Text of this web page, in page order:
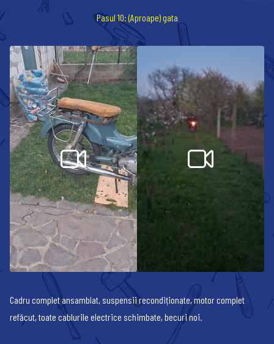
Pasul 10: (Aproape) gata
Cadru complet ansamblat, suspensii recondiționate, motor complet
refăcut, toate cablurile electrice schimbate, becuri noi.